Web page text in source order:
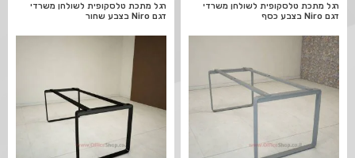
רגל מתכת טלסקופית לשולחן משרדי
דגם Niro בצבע כסף
רגל מתכת טלסקופית לשולחן משרדי
דגם Niro בצבע שחור